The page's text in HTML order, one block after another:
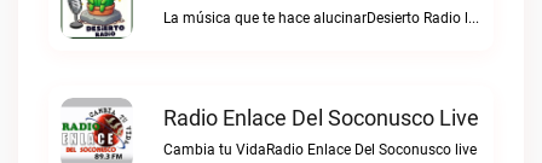
La música que te hace alucinarDesierto Radio live
Radio Enlace Del Soconusco Live
Cambia tu VidaRadio Enlace Del Soconusco live